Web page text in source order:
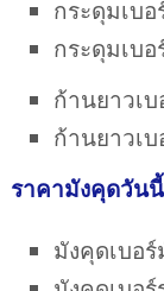
กระดุมเบ
กระดุมเบ
ก้านยาวเ
ก้านยาวเ
ราคามังคุดวัน
มังคุดเบอ